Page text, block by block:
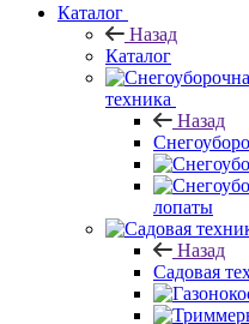
Каталог
Назад
Каталог
техника
Назад
лопаты
Назад
Садовая